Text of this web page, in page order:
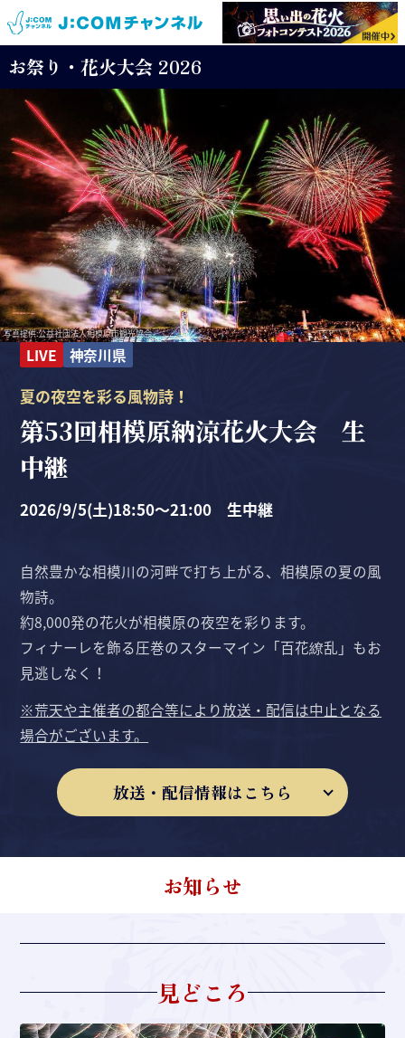
お祭り・花火大会 2026
写真提供:公益社団法人相模原市観光協会
LIVE 神奈川県
夏の夜空を彩る風物詩！
第53回相模原納涼花火大会 生
中継
2026/9/5(土)18:50〜21:00 生中継
自然豊かな相模川の河畔で打ち上がる、相模原の夏の風
物詩。
約8,000発の花火が相模原の夜空を彩ります。
フィナーレを飾る圧巻のスターマイン「百花繚乱」もお
見逃しなく！
※荒天や主催者の都合等により放送・配信は中止となる
場合がございます。
放送・配信情報はこちら
お知らせ
見どころ